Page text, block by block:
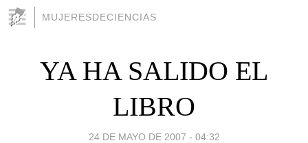
MUJERESDECIENCIAS
YA HA SALIDO EL
LIBRO
24 DE MAYO DE 2007 - 04:32